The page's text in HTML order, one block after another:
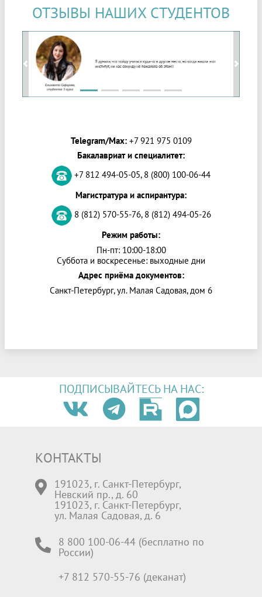
ОТЗЫВЫ НАШИХ СТУДЕНТОВ
Previous Next
Telegram/Max: +7 921 975 0109
Бакалавриат и специалитет:
+7 812 494-05-05, 8 (800) 100-06-44
Магистратура и аспирантура:
8 (812) 570-55-76, 8 (812) 494-05-26
Режим работы:
Пн-пт: 10:00-18:00
Суббота и воскресенье: выходные дни
Адрес приёма документов:
Санкт-Петербург, ул. Малая Садовая, дом 6
ПОДПИСЫВАЙТЕСЬ НА НАС:
КОНТАКТЫ
191023, г. Санкт-Петербург,
Невский пр., д. 60
191023, г. Санкт-Петербург,
ул. Малая Садовая, д. 6
8 800 100-06-44 (бесплатно по
России)
+7 812 570-55-76 (деканат)